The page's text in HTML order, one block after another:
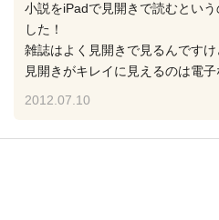
小説をiPadで見開きで読むとい
した！
雑誌はよく見開きで見るんですけ
見開きがキレイに見えるのは電
2012.07.10